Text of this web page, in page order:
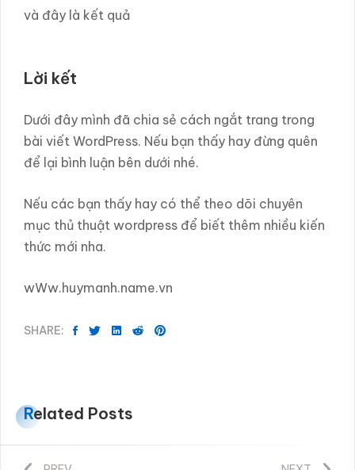
và đây là kết quả
Lời kết
Dưới đây mình đã chia sẻ cách ngắt trang trong
bài viết WordPress. Nếu bạn thấy hay đừng quên
để lại bình luận bên dưới nhé.
Nếu các bạn thấy hay có thể theo dõi chuyên
mục thủ thuật wordpress để biết thêm nhiều kiến
thức mới nha.
wWw.huymanh.name.vn
SHARE:
Related Posts